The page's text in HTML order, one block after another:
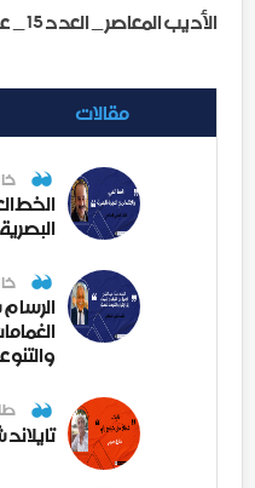
الأديب المعاصر _ العدد 15 _ عام 1976
مقالات
الخط
البصرية